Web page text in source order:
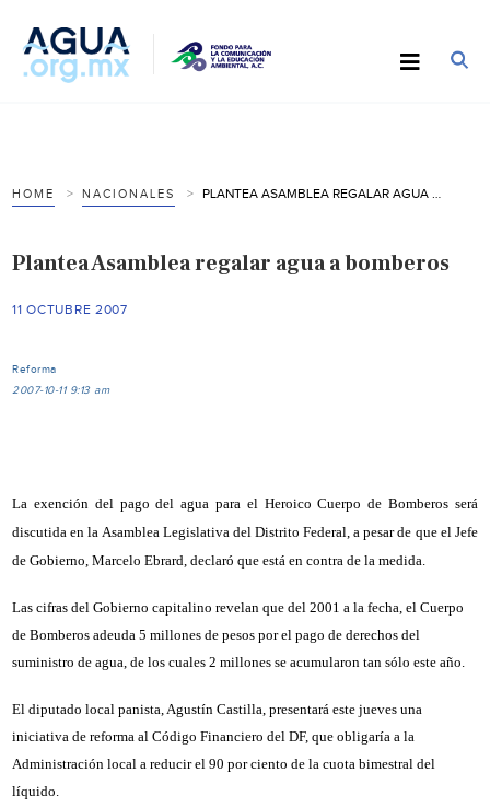
HOME NACIONALES
Plantea Asamblea regalar agua a bomberos
11 OCTUBRE 2007
Reforma
2007-10-11 9:13 am
La exención del pago del agua para el Heroico Cuerpo de Bomberos será
discutida en la Asamblea Legislativa del Distrito Federal, a pesar de que el Jefe
de Gobierno, Marcelo Ebrard, declaró que está en contra de la medida.
Las cifras del Gobierno capitalino revelan que del 2001 a la fecha, el Cuerpo
de Bomberos adeuda 5 millones de pesos por el pago de derechos del
suministro de agua, de los cuales 2 millones se acumularon tan sólo este año.
El diputado local panista, Agustín Castilla, presentará este jueves una
iniciativa de reforma al Código Financiero del DF, que obligaría a la
Administración local a reducir el 90 por ciento de la cuota bimestral del
líquido.